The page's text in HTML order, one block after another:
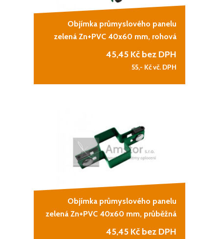
Objímka průmyslového panelu
zelená Zn+PVC 40x60 mm, rohová
45,45 Kč bez DPH
55,- Kč vč. DPH
Objímka průmyslového panelu
zelená Zn+PVC 40x60 mm, průběžná
45,45 Kč bez DPH